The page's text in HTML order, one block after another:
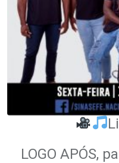
LOGO APÓS,